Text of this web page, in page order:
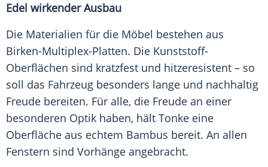
Edel wirkender Ausbau
Die Materialien für die Möbel bestehen aus
Birken-Multiplex-Platten. Die Kunststoff-
Oberflächen sind kratzfest und hitzeresistent – so
soll das Fahrzeug besonders lange und nachhaltig
Freude bereiten. Für alle, die Freude an einer
besonderen Optik haben, hält Tonke eine
Oberfläche aus echtem Bambus bereit. An allen
Fenstern sind Vorhänge angebracht.